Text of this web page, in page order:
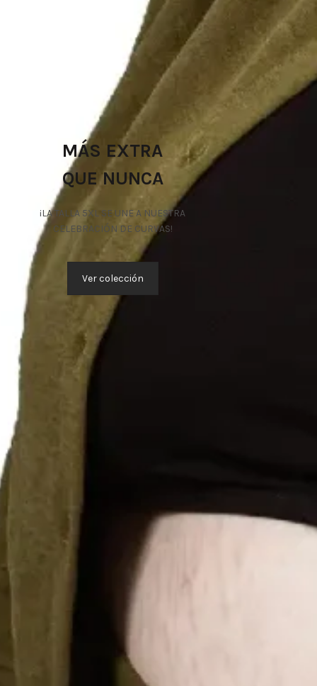
MÁS EXTRA
QUE NUNCA
¡LA TALLA 5XL SE UNE A NUESTRA
CELEBRACIÓN DE CURVAS!
Ver colección